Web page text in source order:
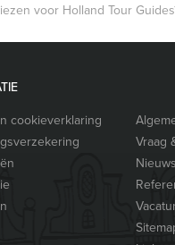
voor Holland Tour
cookieverklaring
Vraag